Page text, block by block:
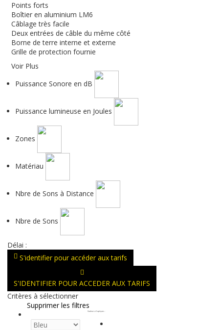
Points forts
Boîtier en aluminium LM6
Câblage très facile
Deux entrées de câble du même côté
Borne de terre interne et externe
Grille de protection fournie
Voir Plus
Puissance Sonore en dB
Puissance lumineuse en Joules
Zones
Matériau
Nbre de Sons à Distance
Nbre de Sons
Délai :
S'identifier pour accéder aux tarifs
S'IDENTIFIER POUR ACCEDER AUX TARIFS
Critères à sélectionner
Supprimer les filtres
Couleurs d'optiques :